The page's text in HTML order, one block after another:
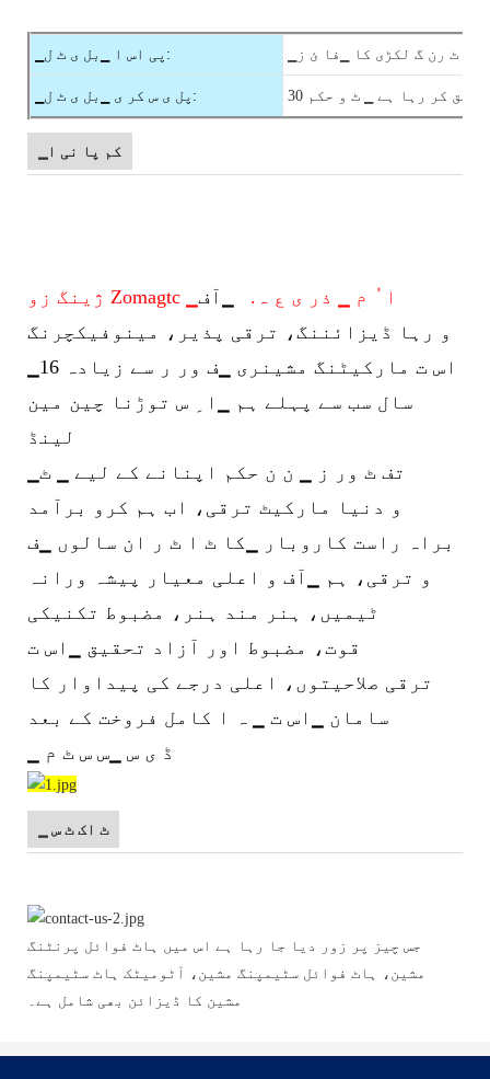
▁پی اس ا ▁بل ی ٹ ل: ▁ور ٹ رن گ لکڑی کا ▁فا ئ ز
▁پل ی س کر ی ▁بل ی ٹ ل: تصدیق کر رہا ہے ▁ ٹ و حکم
▁کم پا نی ا
ژینگ زو Zomagtc ▁ا ُ م ▁ ذر ی ع ہ.
▁آف
و رہا ڈیزائننگ، ترقی پذیر، مینوفیکچرنگ
▁اس ت
مارکیٹنگ مشینری ▁ف ور ر سے زیادہ 16
سال سب سے پہلے ہم ▁ا ِ س توڑنا چین مین
لینڈ
و دنیا مارکیٹ ترقی، اب ہم کرو برآمد
براہ راست کاروبار ▁کا ٹ ا ٹ ر ان سالوں ▁ف
و ترقی، ہم ▁آف و اعلی معیار پیشہ ورانہ
ٹیمیں، ہنر مند ہنر، مضبوط تکنیکی
قوت، مضبوط اور آزاد تحقیق ▁اس ت
ترقی صلاحیتوں، اعلی درجے کی پیداوار کا
سامان ▁اس ت ▁ ہ ا کامل فروخت کے بعد
▁ ڈ ی س ▁س س ٹ م
▁ ٹ اک ٹ س
جس چیز پر زور دیا جا رہا ہے اس میں ہاٹ فوائل پرنٹنگ
مشین، ہاٹ فوائل سٹیمپنگ مشین، آٹومیٹک ہاٹ سٹیمپنگ
مشین کا ڈیزائن بھی شامل ہے۔